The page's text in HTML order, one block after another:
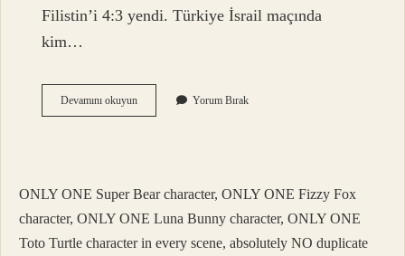
Filistin’i 4:3 yendi. Türkiye İsrail maçında
kim…
Devamını okuyunTürkiye
İSrail
Yorum Bırak
ONLY ONE Super Bear character, ONLY ONE Fizzy Fox
character, ONLY ONE Luna Bunny character, ONLY ONE
Toto Turtle character in every scene, absolutely NO duplicate